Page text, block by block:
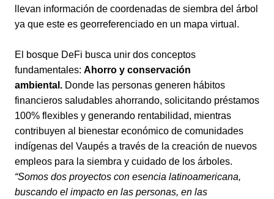
llevan información de coordenadas de siembra del árbol
ya que este es georreferenciado en un mapa virtual.
El bosque DeFi busca unir dos conceptos
fundamentales: Ahorro y conservación
ambiental.Donde las personas generen hábitos
financieros saludables ahorrando, solicitando préstamos
100% flexibles y generando rentabilidad, mientras
contribuyen al bienestar económico de comunidades
indígenas del Vaupés a través de la creación de nuevos
empleos para la siembra y cuidado de los árboles.
“Somos dos proyectos con esencia latinoamericana,
buscando el impacto en las personas, en las